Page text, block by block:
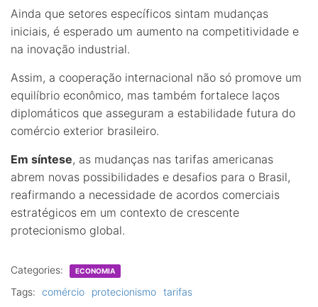
Ainda que setores específicos sintam mudanças
iniciais, é esperado um aumento na competitividade e
na inovação industrial.
Assim, a cooperação internacional não só promove um
equilíbrio econômico, mas também fortalece laços
diplomáticos que asseguram a estabilidade futura do
comércio exterior brasileiro.
Em síntese, as mudanças nas tarifas americanas
abrem novas possibilidades e desafios para o Brasil,
reafirmando a necessidade de acordos comerciais
estratégicos em um contexto de crescente
protecionismo global.
Categories: ECONOMIA
Tags: comércio protecionismo tarifas